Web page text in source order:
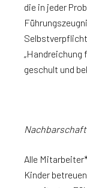
die in jeder
geschult und
Alle
Kinder